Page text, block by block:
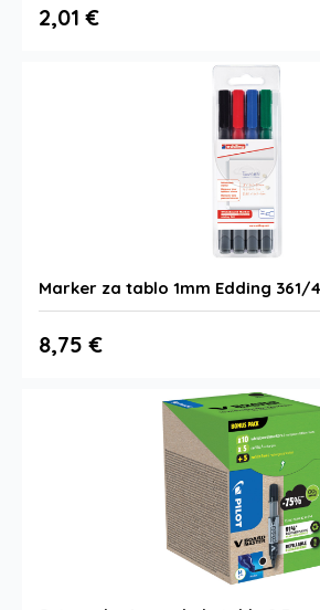
2,01 €
Marker za tablo 1mm Edding 361/
8,75 €